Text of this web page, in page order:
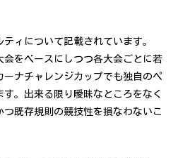
ィについて記載されています。
をベースにしつつ各大会ごとに若
ナチャレンジカップでも独自のペ
。出来る限り曖昧なところをなく
つ既存規則の競技性を損なわないこ